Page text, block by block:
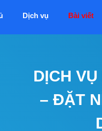
Dịch vụ Bài viết
DỊCH
– ĐẶT